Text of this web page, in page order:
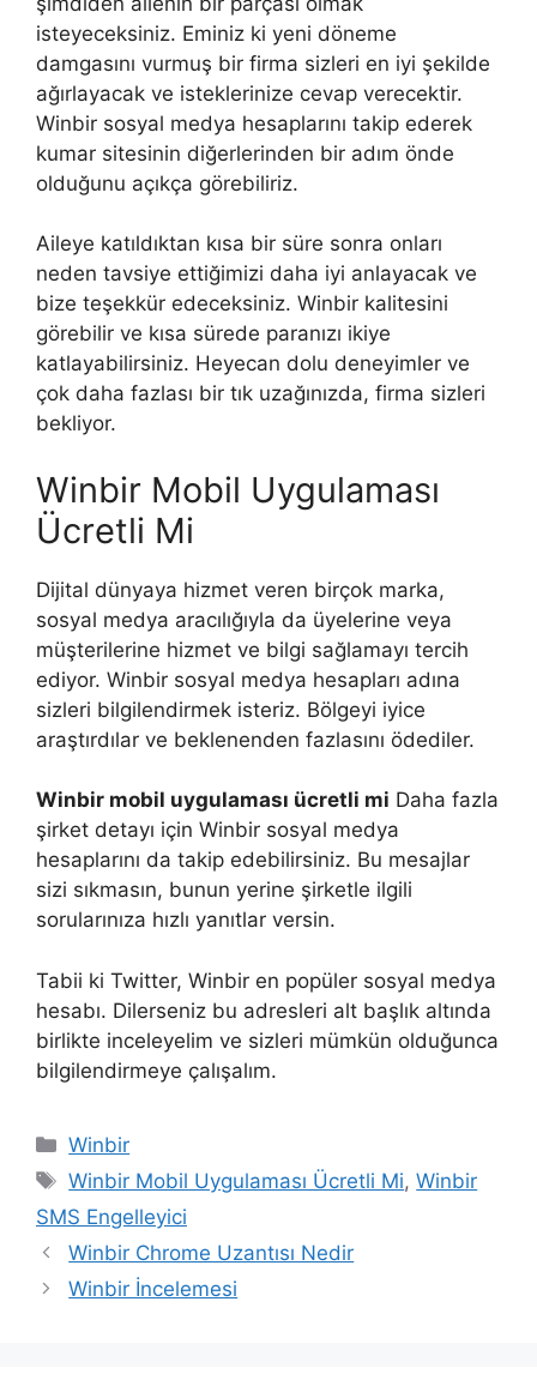
isteyeceksiniz. Eminiz ki yeni döneme
damgasını vurmuş bir firma sizleri en iyi şekilde
ağırlayacak ve isteklerinize cevap verecektir.
Winbir sosyal medya hesaplarını takip ederek
kumar sitesinin diğerlerinden bir adım önde
olduğunu açıkça görebiliriz.
Aileye katıldıktan kısa bir süre sonra onları
neden tavsiye ettiğimizi daha iyi anlayacak ve
bize teşekkür edeceksiniz. Winbir kalitesini
görebilir ve kısa sürede paranızı ikiye
katlayabilirsiniz. Heyecan dolu deneyimler ve
çok daha fazlası bir tık uzağınızda, firma sizleri
bekliyor.
Winbir Mobil Uygulaması
Ücretli Mi
Dijital dünyaya hizmet veren birçok marka,
sosyal medya aracılığıyla da üyelerine veya
müşterilerine hizmet ve bilgi sağlamayı tercih
ediyor. Winbir sosyal medya hesapları adına
sizleri bilgilendirmek isteriz. Bölgeyi iyice
araştırdılar ve beklenenden fazlasını ödediler.
Winbir mobil uygulaması ücretli mi Daha fazla
şirket detayı için Winbir sosyal medya
hesaplarını da takip edebilirsiniz. Bu mesajlar
sizi sıkmasın, bunun yerine şirketle ilgili
sorularınıza hızlı yanıtlar versin.
Tabii ki Twitter, Winbir en popüler sosyal medya
hesabı. Dilerseniz bu adresleri alt başlık altında
birlikte inceleyelim ve sizleri mümkün olduğunca
bilgilendirmeye çalışalım.
Kategoriler
Winbir
Etiketler
Winbir Mobil Uygulaması Ücretli Mi,Winbir
SMS Engelleyici
Yazı
dolaşımı
Winbir Chrome Uzantısı Nedir
Winbir İncelemesi